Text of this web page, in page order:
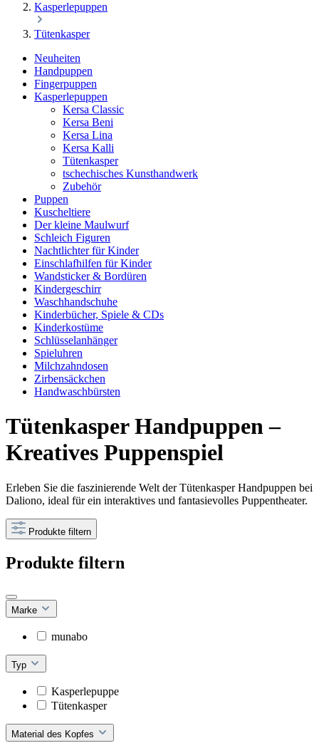
Kasperlepuppen
Tütenkasper
Neuheiten
Handpuppen
Fingerpuppen
Kasperlepuppen
Kersa Classic
Kersa Beni
Kersa Lina
Kersa Kalli
Tütenkasper
tschechisches Kunsthandwerk
Zubehör
Puppen
Kuscheltiere
Der kleine Maulwurf
Schleich Figuren
Nachtlichter für Kinder
Einschlafhilfen für Kinder
Wandsticker & Bordüren
Kindergeschirr
Waschhandschuhe
Kinderbücher, Spiele & CDs
Kinderkostüme
Schlüsselanhänger
Spieluhren
Milchzahndosen
Zirbensäckchen
Handwaschbürsten
Tütenkasper Handpuppen –
Kreatives Puppenspiel
Erleben Sie die faszinierende Welt der Tütenkasper Handpuppen bei
Daliono, ideal für ein interaktives und fantasievolles Puppentheater.
Produkte filtern
Produkte filtern
Marke
munabo
Typ
Kasperlepuppe
Tütenkasper
Material des Kopfes